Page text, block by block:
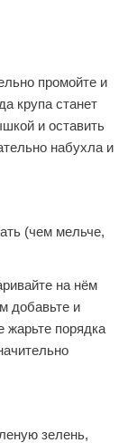
промойте и
крупа станет
и оставить
набухла и
(чем мельче,
на нём
добавьте и
жарьте порядка
зелень,